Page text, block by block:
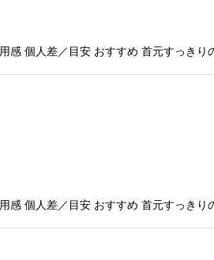
感 個人差／目安 おすすめ 首元すっきり
感 個人差／目安 おすすめ 首元すっきり